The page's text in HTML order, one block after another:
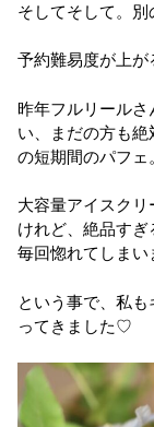
そしてそして。別
予約難易度が上
昨年フルリールさ
い、まだの方も
の短期間のパフェ
大容量アイスク
けれど、絶品す
毎回惚れてしまい
という事で、私
ってきました♡